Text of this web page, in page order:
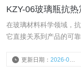
KZY-06玻璃瓶抗
在玻璃材料科学领域，
它直接关系到产品的可
深入探讨这一测试方法
热震测试仪 参数KZY-
更新日期：2026-05-25